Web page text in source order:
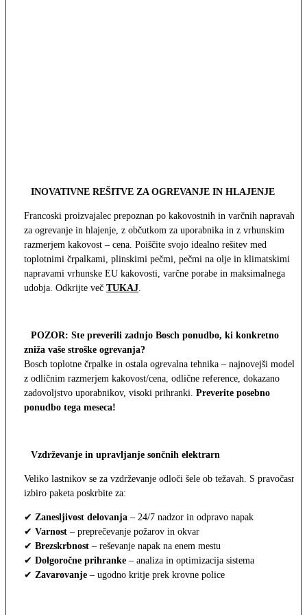
INOVATIVNE REŠITVE ZA OGREVANJE IN HLAJENJE
Francoski proizvajalec prepoznan po kakovostnih in varčnih napravah
za ogrevanje in hlajenje, z občutkom za uporabnika in z vrhunskim
razmerjem kakovost – cena. Poiščite svojo idealno rešitev med
toplotnimi črpalkami, plinskimi pečmi, pečmi na olje in klimatskimi
napravami vrhunske EU kakovosti, varčne porabe in maksimalnega
udobja. Odkrijte več TUKAJ
POZOR: Ste preverili zadnjo Bosch ponudbo, ki konkretno
zniža vaše stroške ogrevanja?
Bosch toplotne črpalke in ostala ogrevalna tehnika – najnovejši modeli
z odličnim razmerjem kakovost/cena, odlične reference, dokazano
zadovoljstvo uporabnikov, visoki prihranki. Preverite posebno
ponudbo tega meseca!
Vzdrževanje in upravljanje sončnih elektrarn
Veliko lastnikov se za vzdrževanje odloči šele ob težavah. S pravočasno
izbiro paketa poskrbite za:
✔ Zanesljivost delovanja – 24/7 nadzor in odpravo napak
✔ Varnost – preprečevanje požarov in okvar
✔ Brezskrbnost – reševanje napak na enem mestu
✔ Dolgoročne prihranke – analiza in optimizacija sistema
✔ Zavarovanje – ugodno kritje prek krovne police